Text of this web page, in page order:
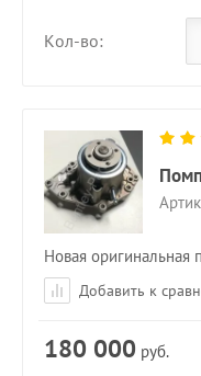
Кол-во:
Новая оригинальная
Добавить к
180 000 руб.